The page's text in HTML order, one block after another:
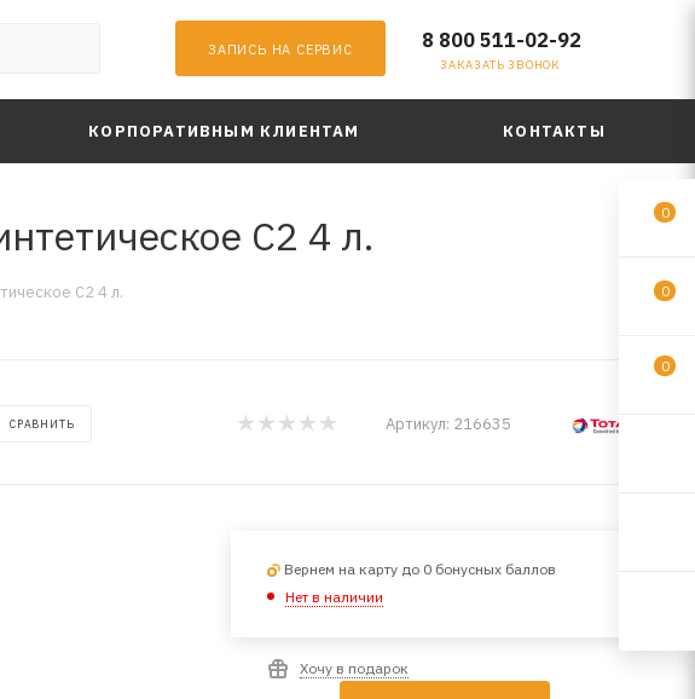
ЗАПИСЬ НА СЕРВИС 8 800 511-02-92
ЗАКАЗАТЬ ЗВОНОК
КОРПОРАТИВНЫМ КЛИЕНТАМ КОНТАКТЫ
C2 4 л.
C2 4 л.
СРАВНИТЬ Артикул: 216635
Вернем на карту до 0 бонусных баллов
Нет в наличии
Хочу в подарок
0
0
0